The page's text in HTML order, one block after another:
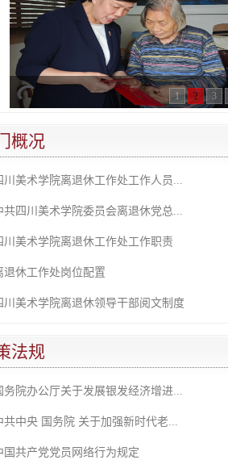
1 2 3
概况
川美术学院离退休工作处工作人员...
共四川美术学院委员会离退休党总...
川美术学院离退休工作处工作职责
退休工作处岗位配置
川美术学院离退休领导干部阅文制度
法规
务院办公厅关于发展银发经济增进...
共中央 国务院 关于加强新时代老...
国共产党党员网络行为规定